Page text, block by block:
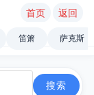
首页 返回
笛箫 萨克斯